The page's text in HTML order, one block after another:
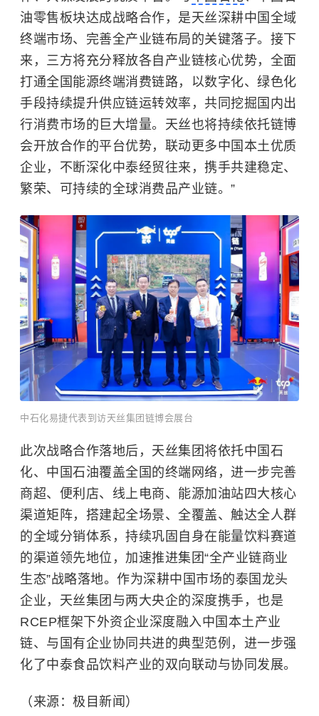
油零售板块达成战略合作，是天丝深耕中国全域
终端市场、完善全产业链布局的关键落子。接下
来，三方将充分释放各自产业链核心优势，全面
打通全国能源终端消费链路，以数字化、绿色化
手段持续提升供应链运转效率，共同挖掘国内出
行消费市场的巨大增量。天丝也将持续依托链博
会开放合作的平台优势，联动更多中国本土优质
企业，不断深化中泰经贸往来，携手共建稳定、
繁荣、可持续的全球消费品产业链。”
中石化易捷代表到访天丝集团链博会展台
此次战略合作落地后，天丝集团将依托中国石
化、中国石油覆盖全国的终端网络，进一步完善
商超、便利店、线上电商、能源加油站四大核心
渠道矩阵，搭建起全场景、全覆盖、触达全人群
的全域分销体系，持续巩固自身在能量饮料赛道
的渠道领先地位，加速推进集团“全产业链商业
生态”战略落地。作为深耕中国市场的泰国龙头
企业，天丝集团与两大央企的深度携手，也是
RCEP框架下外资企业深度融入中国本土产业
链、与国有企业协同共进的典型范例，进一步强
化了中泰食品饮料产业的双向联动与协同发展。
（来源：极目新闻）